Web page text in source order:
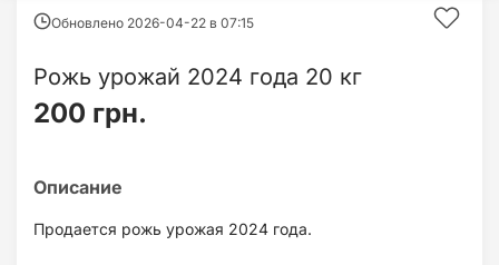
Обновлено 2026-04-22 в 07:15
Рожь урожай 2024 года 20 кг
200 грн.
Продается рожь урожая 2024 года.